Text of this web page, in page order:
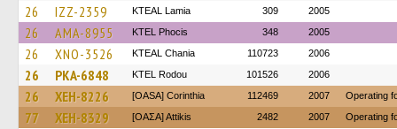
26 IZZ-2359 KTEAL Lamia 309 2005
26 AMA-8955 ΚΤΕL Phocis 348 2005
26 XNO-3526 KTEAL Chania 110723 2006
26 PKA-6848 ΚΤΕL Rodou 101526 2006
26 XEH-8226 [OASA] Corinthia 112469 2007 Operating
77 XEH-8329 [ΟΑΣΑ] Αttikis 2482 2007 Operating